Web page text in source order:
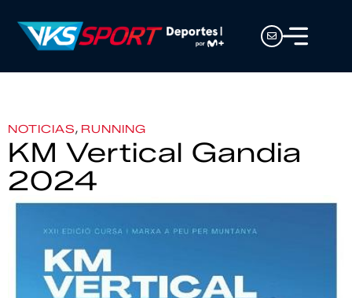
NOTICIAS, RUNNING
KM Vertical Gandia
2024